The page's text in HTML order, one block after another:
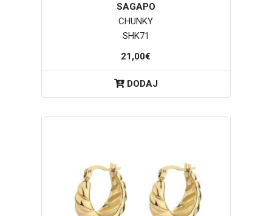
SAGAPO
CHUNKY
SHK71
21,00€
DODAJ